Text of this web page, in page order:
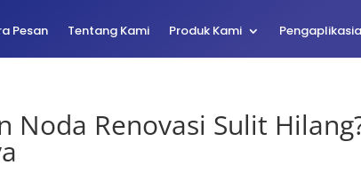
Pesan Tentang Kami Produk Kami
Noda Renovasi Sulit